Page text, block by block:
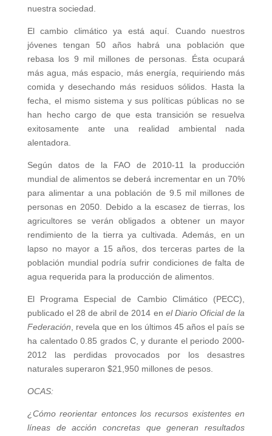
nuestra sociedad.
El cambio climático ya está aquí. Cuando nuestros
jóvenes tengan 50 años habrá una población que
rebasa los 9 mil millones de personas. Ésta ocupará
más agua, más espacio, más energía, requiriendo más
comida y desechando más residuos sólidos. Hasta la
fecha, el mismo sistema y sus políticas públicas no se
han hecho cargo de que esta transición se resuelva
exitosamente ante una realidad ambiental nada
alentadora.
Según datos de la FAO de 2010-11 la producción
mundial de alimentos se deberá incrementar en un 70%
para alimentar a una población de 9.5 mil millones de
personas en 2050. Debido a la escasez de tierras, los
agricultores se verán obligados a obtener un mayor
rendimiento de la tierra ya cultivada. Además, en un
lapso no mayor a 15 años, dos terceras partes de la
población mundial podría sufrir condiciones de falta de
agua requerida para la producción de alimentos.
El Programa Especial de Cambio Climático (PECC),
publicado el 28 de abril de 2014 en el Diario Oficial de la
Federación , revela que en los últimos 45 años el país se
ha calentado 0.85 grados C, y durante el periodo 2000-
2012 las perdidas provocados por los desastres
naturales superaron $21,950 millones de pesos.
OCAS:
¿Cómo reorientar entonces los recursos existentes en
líneas de acción concretas que generan resultados